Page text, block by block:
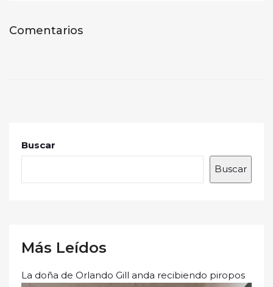
Comentarios
Buscar
Buscar
Más Leídos
La doña de Orlando Gill anda recibiendo piropos